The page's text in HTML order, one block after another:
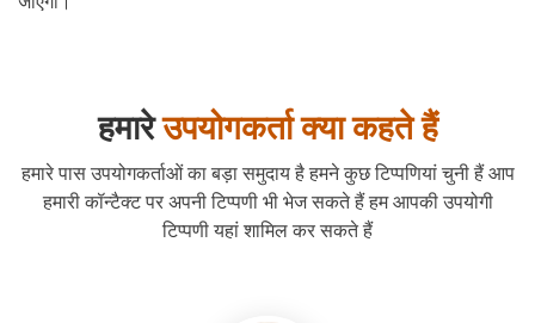
हमारेउपयोगकर्ता क्या कहते हैं
हमारे पास उपयोगकर्ताओं का बड़ा समुदाय है हमने कुछ टिप्पणियां चुनी हैं आप
हमारी कॉन्टैक्ट पर अपनी टिप्पणी भी भेज सकते हैं हम आपकी उपयोगी
टिप्पणी यहां शामिल कर सकते हैं